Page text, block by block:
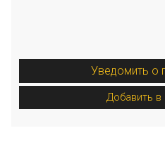
Уведомить о
Добавить в